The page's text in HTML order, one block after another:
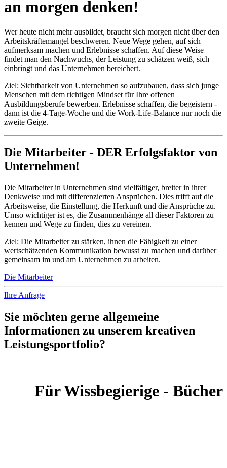
an morgen denken!
Wer heute nicht mehr ausbildet, braucht sich morgen nicht über den
Arbeitskräftemangel beschweren. Neue Wege gehen, auf sich
aufmerksam machen und Erlebnisse schaffen. Auf diese Weise
findet man den Nachwuchs, der Leistung zu schätzen weiß, sich
einbringt und das Unternehmen bereichert.
Ziel: Sichtbarkeit von Unternehmen so aufzubauen, dass sich junge
Menschen mit dem richtigen Mindset für Ihre offenen
Ausbildungsberufe bewerben. Erlebnisse schaffen, die begeistern -
dann ist die 4-Tage-Woche und die Work-Life-Balance nur noch die
zweite Geige.
Die Mitarbeiter - DER Erfolgsfaktor von
Unternehmen!
Die Mitarbeiter in Unternehmen sind vielfältiger, breiter in ihrer
Denkweise und mit differenzierten Ansprüchen. Dies trifft auf die
Arbeitsweise, die Einstellung, die Herkunft und die Ansprüche zu.
Umso wichtiger ist es, die Zusammenhänge all dieser Faktoren zu
kennen und Wege zu finden, dies zu vereinen.
Ziel: Die Mitarbeiter zu stärken, ihnen die Fähigkeit zu einer
wertschätzenden Kommunikation bewusst zu machen und darüber
gemeinsam im und am Unternehmen zu arbeiten.
Die Mitarbeiter
Ihre Anfrage
Sie möchten gerne allgemeine
Informationen zu unserem kreativen
Leistungsportfolio?
Für Wissbegierige - Bücher